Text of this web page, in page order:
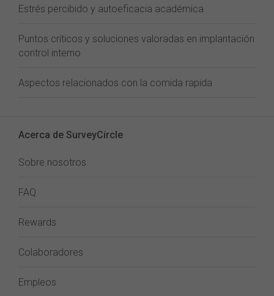
Estrés percibido y autoeficacia académica
Puntos críticos y soluciones valoradas en implantación
control interno
Aspectos relacionados con la comida rapida
Acerca de SurveyCircle
Sobre nosotros
FAQ
Rewards
Colaboradores
Empleos